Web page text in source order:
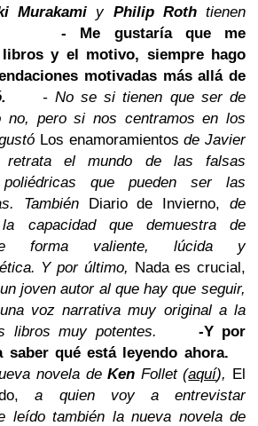
Murakami y Philip Rothtienen
- Me gustaría que me
libros y el motivo, siempre hago
motivadas más allá de
- No se si tienen que ser de
no, pero si nos centramos en los
Los enamoramientos de Javier
retrata el mundo de las falsas
que pueden ser las
También Diario de Invierno, de
capacidad que demuestra de
de forma valiente, lúcida y
Y por último, Nada es crucial,
joven autor al que hay que seguir,
voz narrativa muy original a la
libros muy potentes.
-Y por
qué está leyendo ahora.
novela deKen Follet (aquí), El
a quien voy a entrevistar
leído también la nueva novela de